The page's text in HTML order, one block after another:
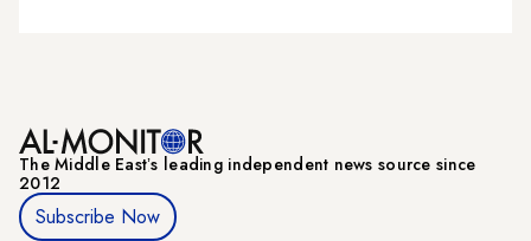
The Middle Eastʼs leading independent news source since
2012
Subscribe Now